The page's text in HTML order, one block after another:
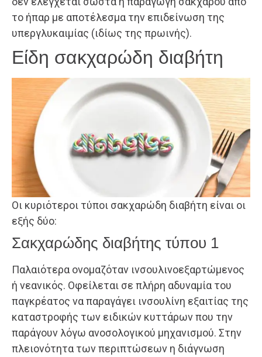
το ήπαρ με αποτέλεσμα την επιδείνωση της
υπεργλυκαιμίας (ιδίως της πρωινής).
Είδη σακχαρώδη διαβήτη
Οι κυριότεροι τύποι σακχαρώδη διαβήτη είναι οι
εξής δύο:
Σακχαρώδης διαβήτης τύπου 1
Παλαιότερα ονομαζόταν ινσουλινοεξαρτώμενος
ή νεανικός. Οφείλεται σε πλήρη αδυναμία του
παγκρέατος να παραγάγει ινσουλίνη εξαιτίας της
καταστροφής των ειδικών κυττάρων που την
παράγουν λόγω ανοσολογικού μηχανισμού. Στην
πλειονότητα των περιπτώσεων η διάγνωση